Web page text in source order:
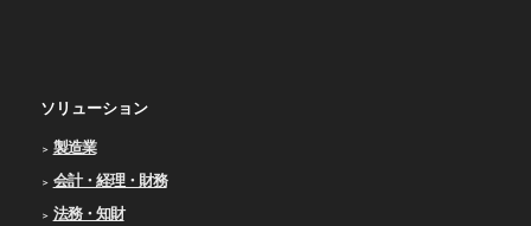
ソリューション
製造業
会計・経理・財務
法務・知財